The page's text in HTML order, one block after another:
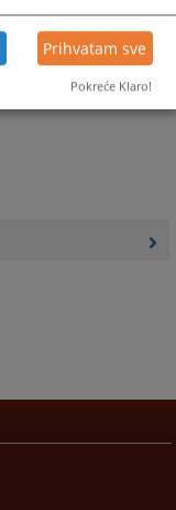
Prihvatam sve
Pokreće Klaro!